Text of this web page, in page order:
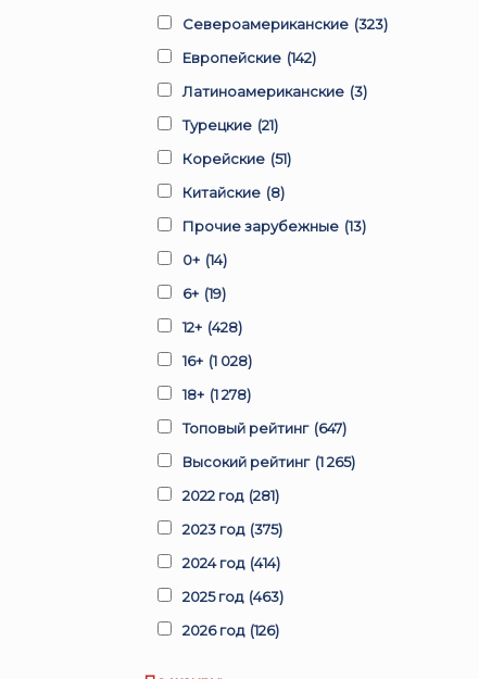
Североамериканские (323)
Европейские (142)
Латиноамериканские (3)
Турецкие (21)
Корейские (51)
Китайские (8)
Прочие зарубежные (13)
0+ (14)
6+ (19)
12+ (428)
16+ (1 028)
18+ (1 278)
Топовый рейтинг (647)
Высокий рейтинг (1 265)
2022 год (281)
2023 год (375)
2024 год (414)
2025 год (463)
2026 год (126)